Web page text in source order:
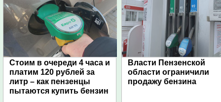
Стоим в очереди 4 часа и
платим 120 рублей за
литр – как пензенцы
пытаются купить бензин
Власти Пензенской
области ограничили
продажу бензина